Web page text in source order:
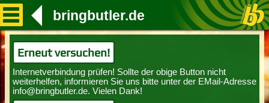
bringbutler.de
Erneut versuchen!